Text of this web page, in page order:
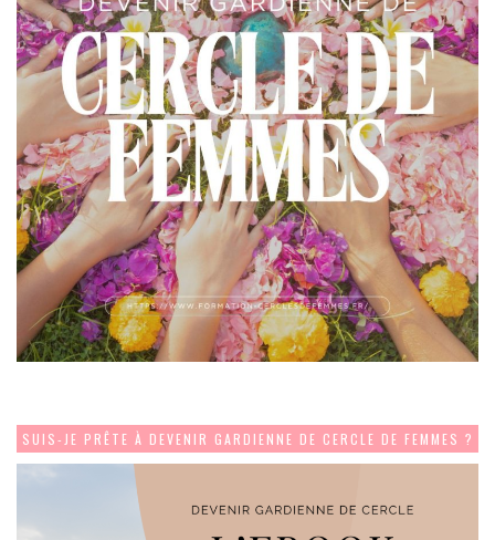
SUIS-JE PRÊTE À DEVENIR GARDIENNE DE CERCLE DE FEMMES ?